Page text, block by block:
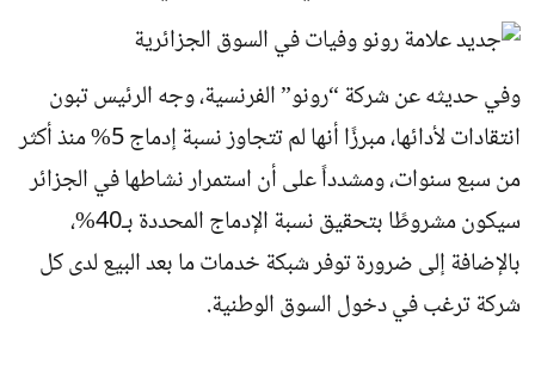
وفي حديثه عن شركة “رونو” الفرنسية، وجه الرئيس تبون
انتقادات لأدائها، مبرزًا أنها لم تتجاوز نسبة إدماج 5% منذ أكثر
من سبع سنوات، ومشدداً على أن استمرار نشاطها في الجزائر
سيكون مشروطًا بتحقيق نسبة الإدماج المحددة بـ40%،
بالإضافة إلى ضرورة توفر شبكة خدمات ما بعد البيع لدى كل
شركة ترغب في دخول السوق الوطنية.